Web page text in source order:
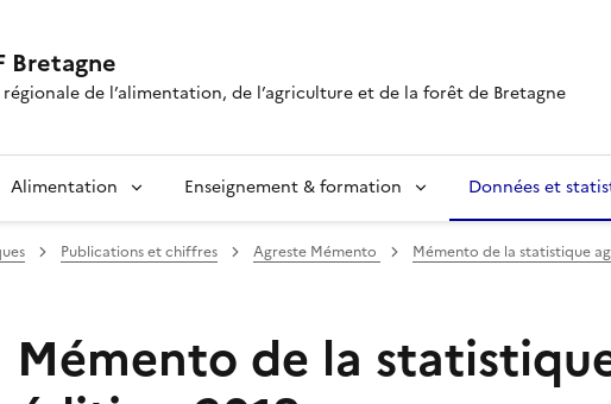
Bretagne
de l’alimentation, de l’agriculture et de la forêt de Bretagne
Alimentation Enseignement & formation Données et
Publications et chiffres Agreste Mémento Mémento de la statistique
Mémento de la